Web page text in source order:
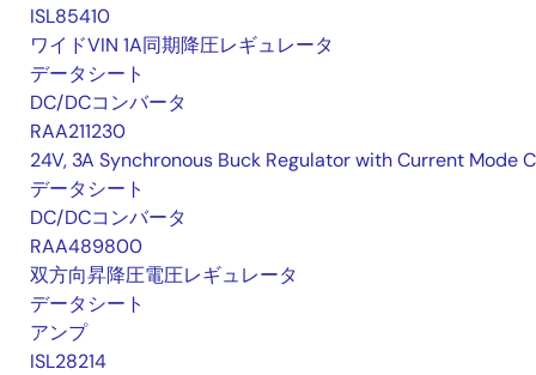
ISL85410
ワイドVIN 1A同期降圧レギュレータ
データシート
DC/DCコンバータ
RAA211230
24V, 3A Synchronous Buck Regulator with Current Mode
データシート
DC/DCコンバータ
RAA489800
双方向昇降圧電圧レギュレータ
データシート
アンプ
ISL28214